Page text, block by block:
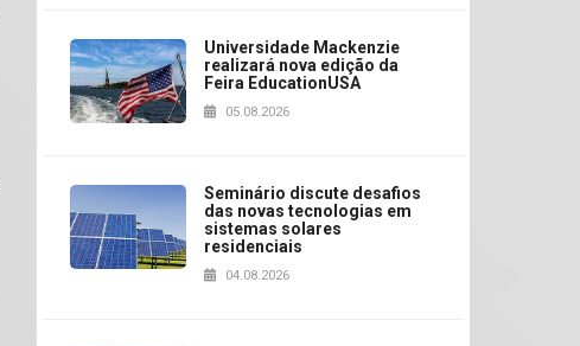
Universidade Mackenzie
realizará nova edição da
Feira EducationUSA
05.08.2026
Seminário discute desafios
das novas tecnologias em
sistemas solares
residenciais
04.08.2026